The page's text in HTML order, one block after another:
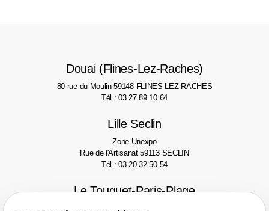
Douai (Flines-Lez-Raches)
80 rue du Moulin59148 FLINES-LEZ-RACHES
Tél : 03 27 89 10 64
Lille Seclin
Zone Unexpo
Rue de l'Artisanat59113 SECLIN
Tél : 03 20 32 50 54
Le Touquet-Paris-Plage